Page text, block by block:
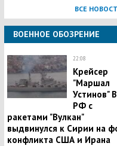
ВСЕ
ВОЕННОЕ ОБОЗРЕНИЕ
22:08
Крейсер
"Маршал
Устинов"
РФ с
ракетами "Вулкан"
выдвинулся к Сирии на
конфликта США и Ирана